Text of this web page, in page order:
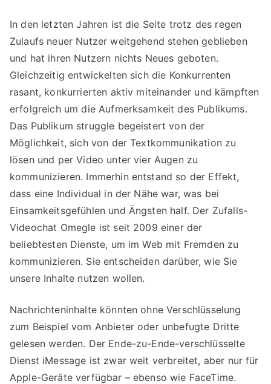
In den letzten Jahren ist die Seite trotz des regen
Zulaufs neuer Nutzer weitgehend stehen geblieben
und hat ihren Nutzern nichts Neues geboten.
Gleichzeitig entwickelten sich die Konkurrenten
rasant, konkurrierten aktiv miteinander und kämpften
erfolgreich um die Aufmerksamkeit des Publikums.
Das Publikum struggle begeistert von der
Möglichkeit, sich von der Textkommunikation zu
lösen und per Video unter vier Augen zu
kommunizieren. Immerhin entstand so der Effekt,
dass eine Individual in der Nähe war, was bei
Einsamkeitsgefühlen und Ängsten half. Der Zufalls-
Videochat Omegle ist seit 2009 einer der
beliebtesten Dienste, um im Web mit Fremden zu
kommunizieren. Sie entscheiden darüber, wie Sie
unsere Inhalte nutzen wollen.
Nachrichteninhalte könnten ohne Verschlüsselung
zum Beispiel vom Anbieter oder unbefugte Dritte
gelesen werden. Der Ende-zu-Ende-verschlüsselte
Dienst iMessage ist zwar weit verbreitet, aber nur für
Apple-Geräte verfügbar – ebenso wie FaceTime.